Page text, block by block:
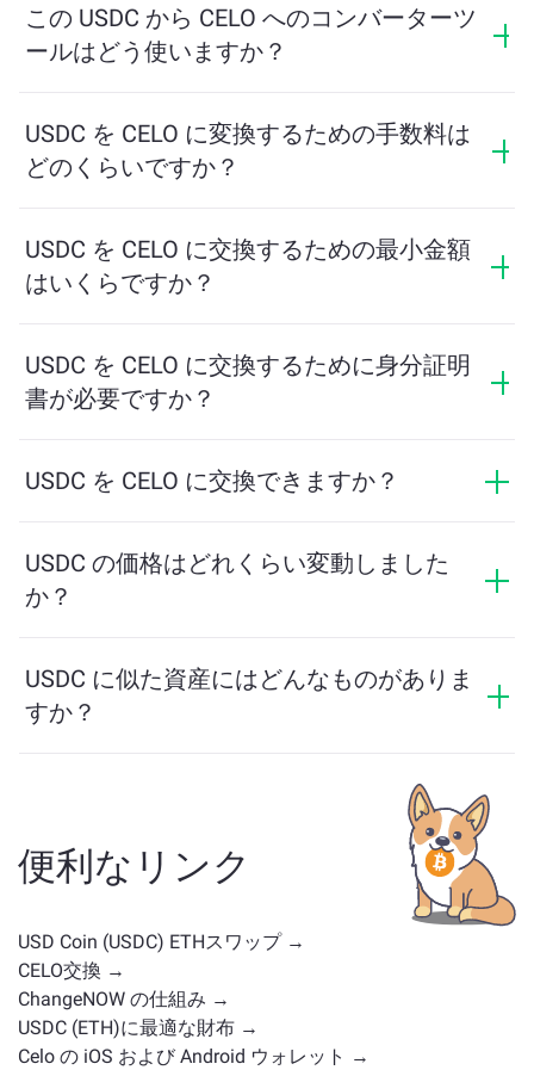
を示します。このレートは市場状況、需要と供給、流
動性に応じて変動します。
この USDC から CELO へのコンバーターツ
ールはどう使いますか？
け取る予定の CELO の量を計算します。その後、取引
を完了するための手順に従ってください。
USDC を CELO に変換するための手数料は
どのくらいですか？
って異なります。ChangeNOWは隠れた手数料なしで競
争力のあるレートを提供しており、最終金額は取引を
確認する前に表示されます。
USDC を CELO に交換するための最小金額
はいくらですか？
ります。プラットフォームはスムーズな取引を保証す
るために必要な最小額を自動的に計算します。ただ
し、ほとんどの場合、最小金額は2ドル相当です。
USDC を CELO に交換するために身分証明
書が必要ですか？
速で匿名です。ただし、ChangeNOW Proにログインし
USDC を CELO に交換できますか？
逆にも交換できます。さらに、ChangeNOWはマルチチ
ェーンブリッジにも対応しており、異なるブロックチ
ェーン間で資産を簡単に移動できます。
USDC の価格はどれくらい変動しました
か？
USDC に似た資産にはどんなものがありま
すか？
— ステーブルコイン、ユーティリティトークン、ガバ
ナンスコイン、またはその他のタイプかどうかです。
一般的な代替案には、類似のユースケースや市場の位
置を持つ他の暗号通貨が含まれます。
メイン交換ペー
で利用可能なすべての資産を確認してください。
便利なリンク
USD Coin (USDC) ETHスワップ →
CELO交換 →
ChangeNOW の仕組み →
USDC (ETH)に最適な財布 →
Celo の iOS および Android ウォレット →